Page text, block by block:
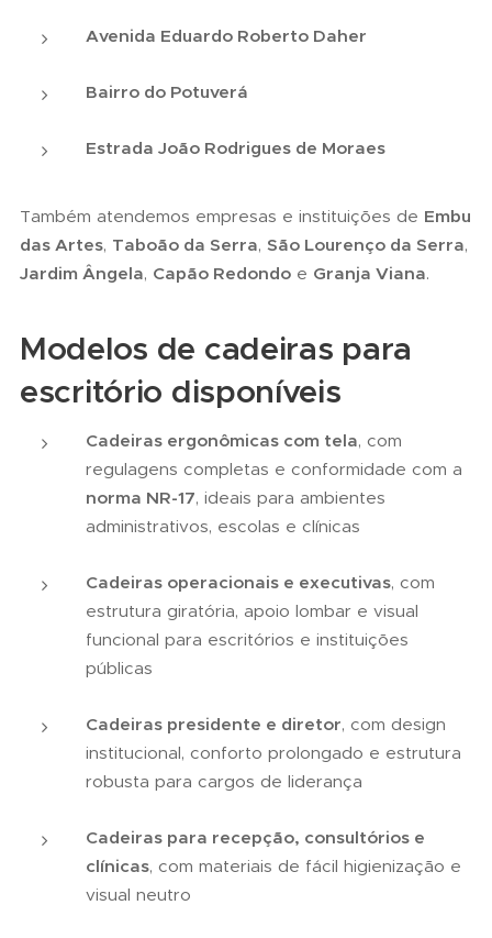
Avenida Eduardo Roberto Daher
Bairro do Potuverá
Estrada João Rodrigues de Moraes
Também atendemos empresas e instituições de Embu
das Artes, Taboão da Serra, São Lourenço da Serra,
Jardim Ângela, Capão Redondo e Granja Viana.
Modelos de cadeiras para
escritório disponíveis
Cadeiras ergonômicas com tela, com
regulagens completas e conformidade com a
norma NR-17, ideais para ambientes
administrativos, escolas e clínicas
Cadeiras operacionais e executivas, com
estrutura giratória, apoio lombar e visual
funcional para escritórios e instituições
públicas
Cadeiras presidente e diretor, com design
institucional, conforto prolongado e estrutura
robusta para cargos de liderança
Cadeiras para recepção, consultórios e
clínicas, com materiais de fácil higienização e
visual neutro